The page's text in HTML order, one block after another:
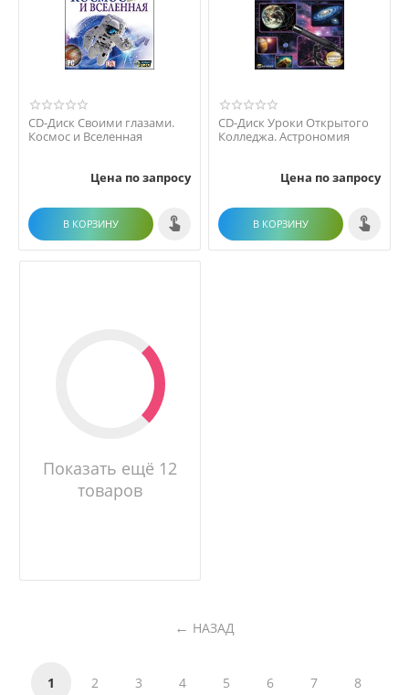
CD-Диск Своими глазами.
Космос и Вселенная
Цена по запросу
В КОРЗИНУ
CD-Диск Уроки Открытого
Колледжа. Астрономия
Цена по запросу
В КОРЗИНУ
Показать ещё 12
товаров
НАЗАД
1 2 3 4 5 6 7 8